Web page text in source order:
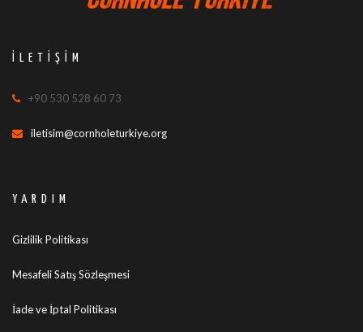
İLETIŞIM
+90 530 528 60 73
iletisim@cornholeturkiye.org
YARDIM
Gizlilik Politikası
Mesafeli Satış Sözleşmesi
İade ve İptal Politikası